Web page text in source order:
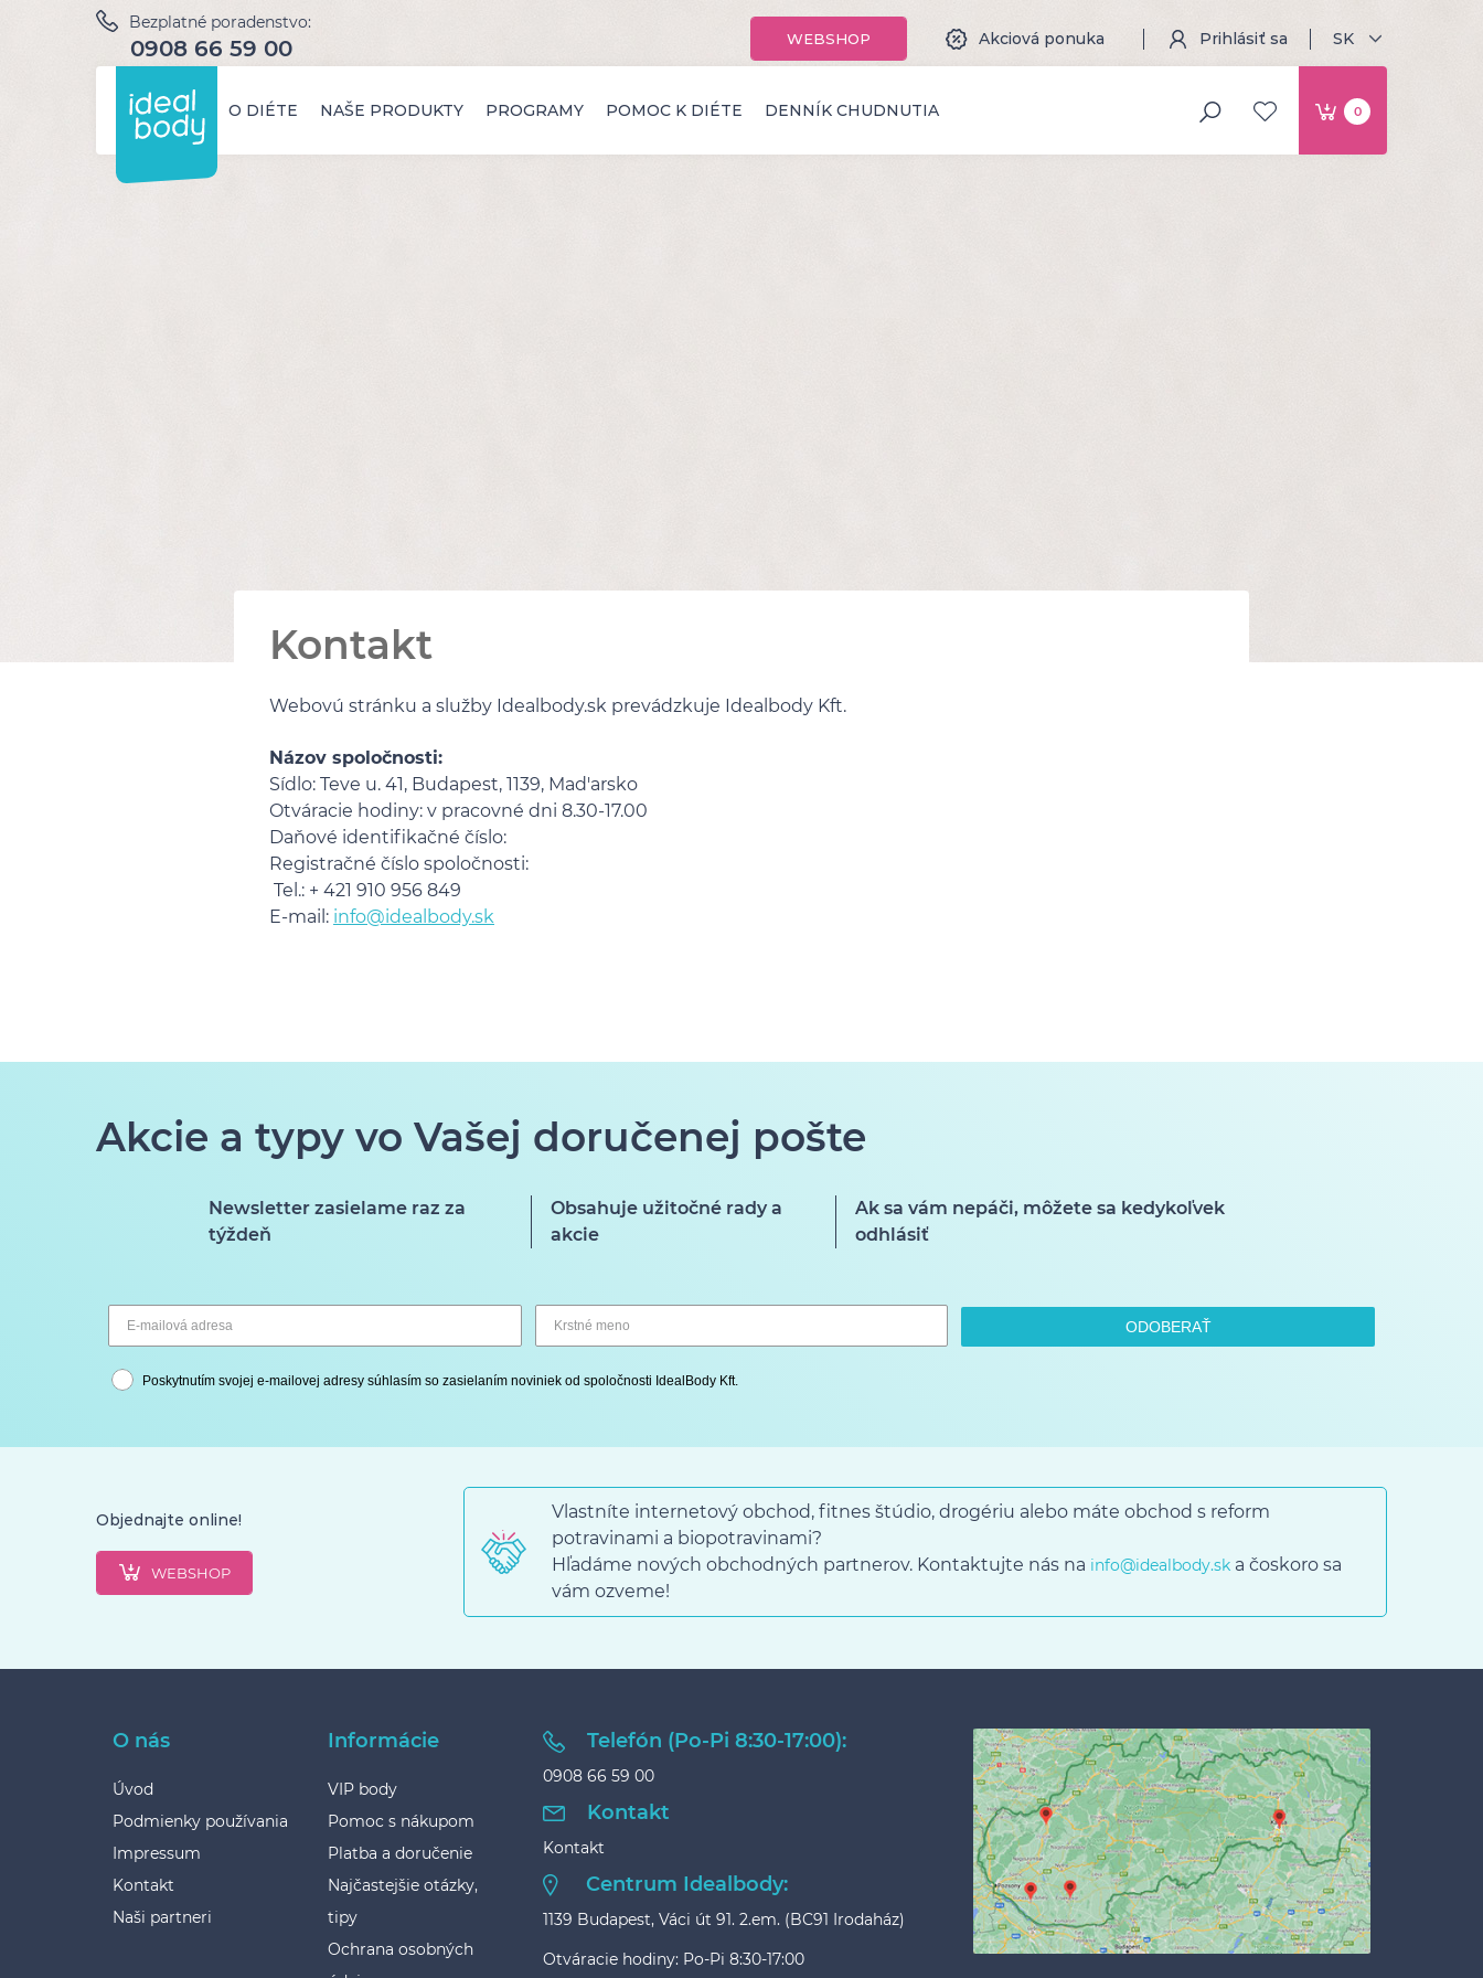
Bezplatné poradenstvo:
0908 66 59 00 WEBSHOP Akciová ponuka Prihlásiť sa SK
O DIÉTE NAŠE PRODUKTY PROGRAMY POMOC K DIÉTE DENNÍK CHUDNUTIA 0
Kontakt
Webovú stránku a služby Idealbody.sk prevádzkuje Idealbody Kft.
Názov spoločnosti:
Sídlo: Teve u. 41, Budapest, 1139, Mad'arsko
Otváracie hodiny: v pracovné dni 8.30-17.00
Daňové identifikačné číslo:
Registračné číslo spoločnosti:
Tel.: + 421 910 956 849
E-mail: info@idealbody.sk
Akcie a typy vo Vašej doručenej pošte
Newsletter zasielame raz za
týždeň
Obsahuje užitočné rady a
akcie
Ak sa vám nepáči, môžete sa kedykoľvek
odhlásiť
ODOBERAŤ
Poskytnutím svojej e-mailovej adresy súhlasím so zasielaním noviniek od spoločnosti IdealBody Kft.
Objednajte online!
WEBSHOP
Vlastníte internetový obchod, fitnes štúdio, drogériu alebo máte obchod s reform
potravinami a biopotravinami?
Hľadáme nových obchodných partnerov. Kontaktujte nás na info@idealbody.sk a čoskoro sa
vám ozveme!
O nás
Úvod
Podmienky používania
Impressum
Kontakt
Naši partneri
Informácie
VIP body
Pomoc s nákupom
Platba a doručenie
Najčastejšie otázky,
tipy
Ochrana osobných
Telefón (Po-Pi 8:30-17:00):
0908 66 59 00
Kontakt
Kontakt
Centrum Idealbody:
1139 Budapest, Váci út 91. 2.em. (BC91 Irodaház)
Otváracie hodiny: Po-Pi 8:30-17:00